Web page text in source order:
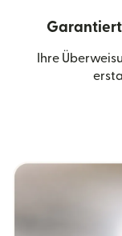
Ihre